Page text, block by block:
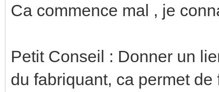
Ca commence mal , je
Petit Conseil : Donner un
du fabriquant, ca permet